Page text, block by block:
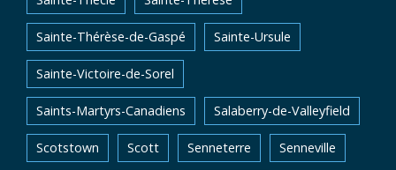
Sainte-Thérèse-de-Gaspé Sainte-Ursule
Sainte-Victoire-de-Sorel
Saints-Martyrs-Canadiens Salaberry-de-Valleyfield
Scotstown Scott Senneterre Senneville